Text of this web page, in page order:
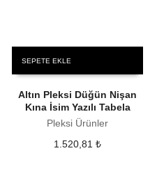
SEPETE EKLE
Altın Pleksi Düğün Nişan
Kına İsim Yazılı Tabela
Pleksi Ürünler
1.520,81₺